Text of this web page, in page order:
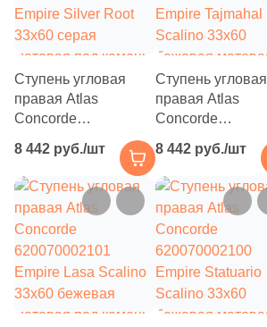
Ступень угловая
правая Atlas
Concorde
Empire Silver Root
33x60 серая
матовая под камень
8 442 руб./шт
Ступень угловая
правая Atlas
Concorde
Empire Tajmahal
Scalino 33x60
бежевая матовая
под камень
8 442 руб./шт